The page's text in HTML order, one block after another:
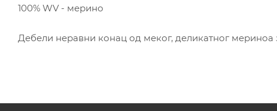
100% WV - мерино
Дебели неравни конац од меког, деликатног мериноа